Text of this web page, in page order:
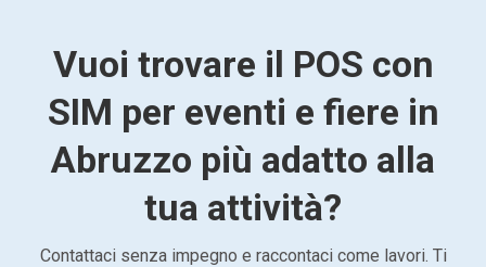
Vuoi trovare il POS con
SIM per eventi e fiere in
Abruzzo più adatto alla
tua attività?
Contattaci senza impegno e raccontaci come lavori. Ti